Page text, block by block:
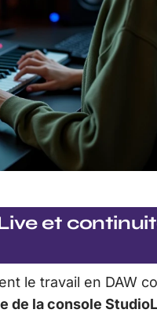
et
le travail en DAW
de la console